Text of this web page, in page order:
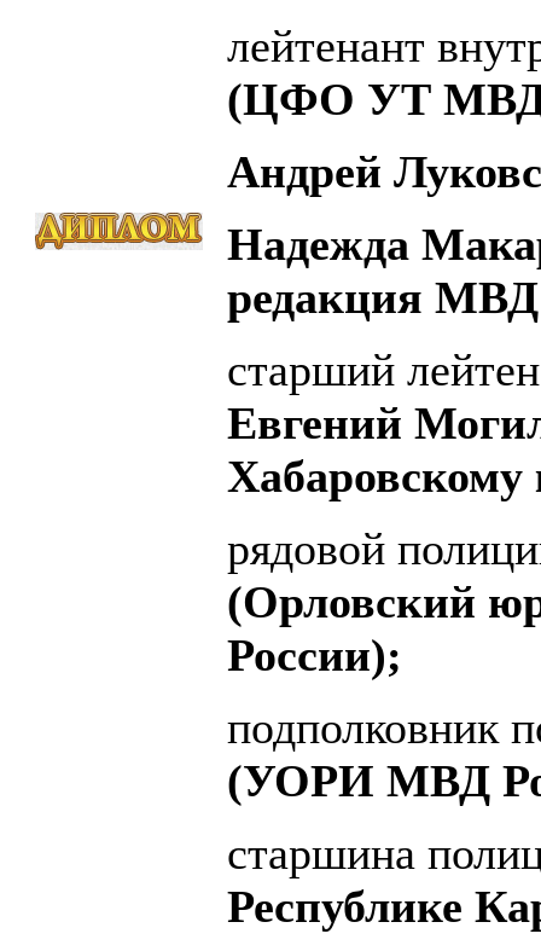
лейтенант
(ЦФО УТ МВД
Андрей
Надежда
редакция МВД
старший
Евгений
рядовой
(Орловский
России);
подполковник
(УОРИ МВД
старшина
Республике